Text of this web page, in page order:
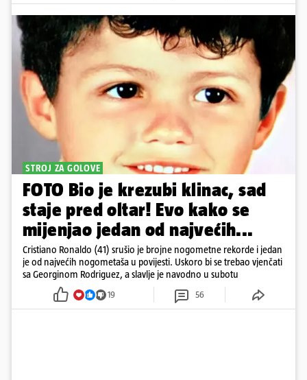
STROJ ZA GOLOVE
FOTO Bio je krezubi klinac, sad
staje pred oltar! Evo kako se
mijenjao jedan od najvećih...
Cristiano Ronaldo (41) srušio je brojne nogometne rekorde i jedan
je od najvećih nogometaša u povijesti. Uskoro bi se trebao vjenčati
sa Georginom Rodriguez, a slavlje je navodno u subotu
19 56